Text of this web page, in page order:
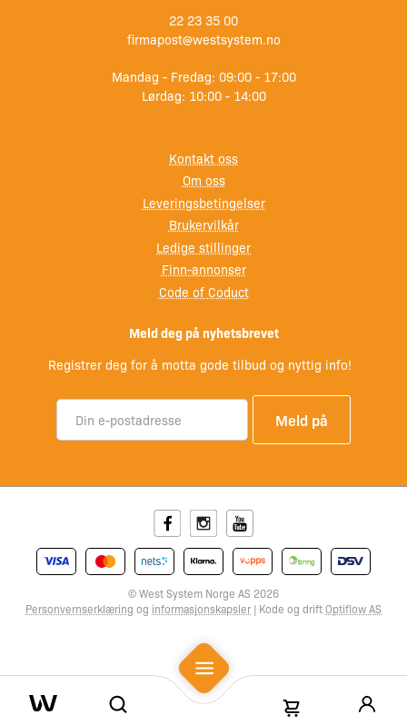
Mobile Menu
Shopping Cart
22 23 35 00
firmapost@westsystem.no
Mandag - Fredag: 09:00 - 17:00
Lørdag: 10:00 - 14:00
Kontakt oss
Om oss
Leveringsbetingelser
Brukervilkår
Ledige stillinger
Finn-annonser
Code of Coduct
Meld deg på nyhetsbrevet
Registrer deg for å motta gode tilbud og nyttig info!
© West System Norge AS 2026
Personvernserklæring og informasjonskapsler | Kode og driftOptiflow AS
FacebookInstagramYoutube